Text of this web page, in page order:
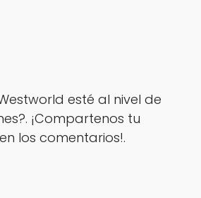
esté al nivel de
¡Compartenos tu
los comentarios!.